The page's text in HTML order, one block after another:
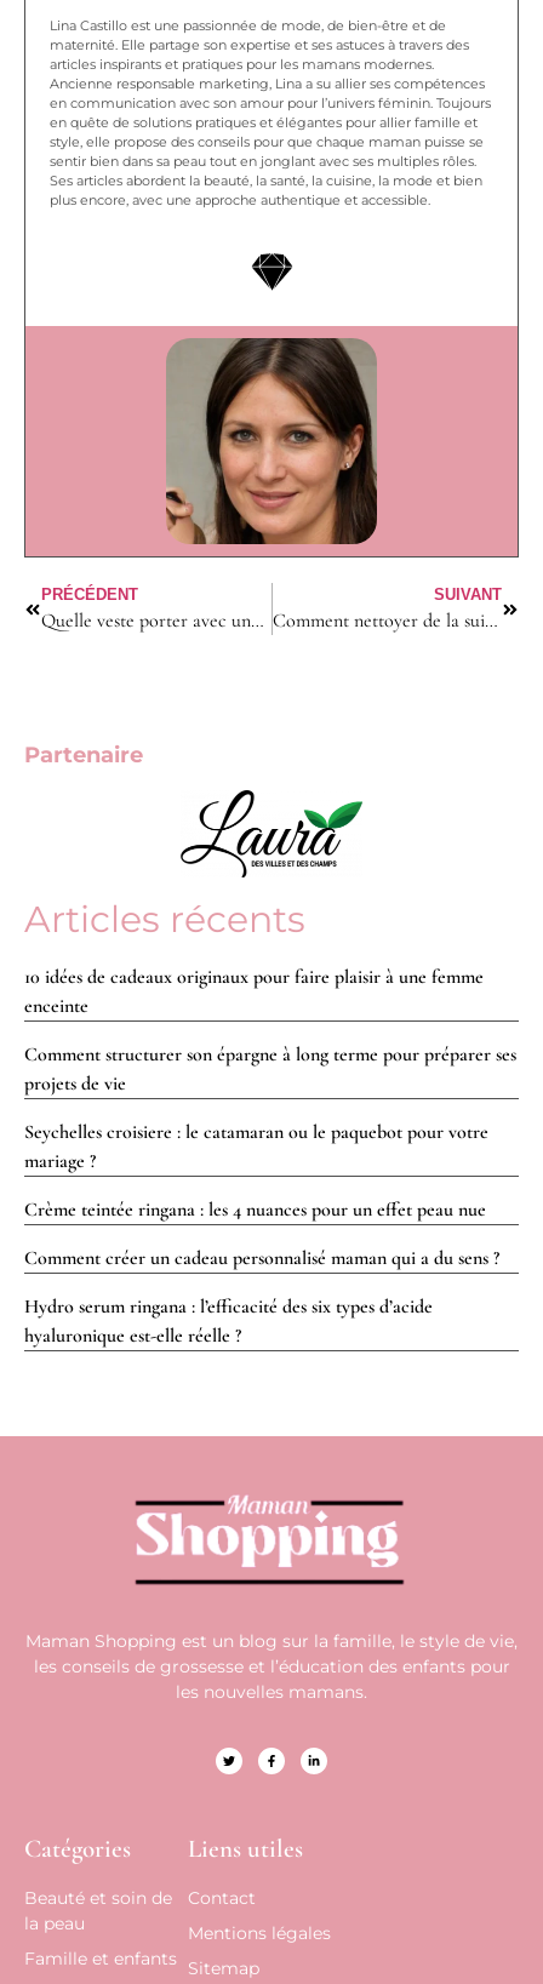
Lina Castillo est une passionnée de mode, de bien-être et de
maternité. Elle partage son expertise et ses astuces à travers des
articles inspirants et pratiques pour les mamans modernes.
Ancienne responsable marketing, Lina a su allier ses compétences
en communication avec son amour pour l’univers féminin. Toujours
en quête de solutions pratiques et élégantes pour allier famille et
style, elle propose des conseils pour que chaque maman puisse se
sentir bien dans sa peau tout en jonglant avec ses multiples rôles.
Ses articles abordent la beauté, la santé, la cuisine, la mode et bien
plus encore, avec une approche authentique et accessible.
PRÉCÉDENT
Quelle veste porter avec une robe courte pour un look équilibré ?
SUIVANT
Comment nettoyer de la suie : le plan sûr par type de surface ?
Partenaire
Articles récents
10 idées de cadeaux originaux pour faire plaisir à une femme
enceinte
Comment structurer son épargne à long terme pour préparer ses
projets de vie
Seychelles croisiere : le catamaran ou le paquebot pour votre
mariage ?
Crème teintée ringana : les 4 nuances pour un effet peau nue
Comment créer un cadeau personnalisé maman qui a du sens ?
Hydro serum ringana : l’efficacité des six types d’acide
hyaluronique est-elle réelle ?
Maman Shopping est un blog sur la famille, le style de vie,
les conseils de grossesse et l’éducation des enfants pour
les nouvelles mamans.
Catégories
Beauté et soin de
la peau
Famille et enfants
Liens utiles
Contact
Mentions légales
Sitemap